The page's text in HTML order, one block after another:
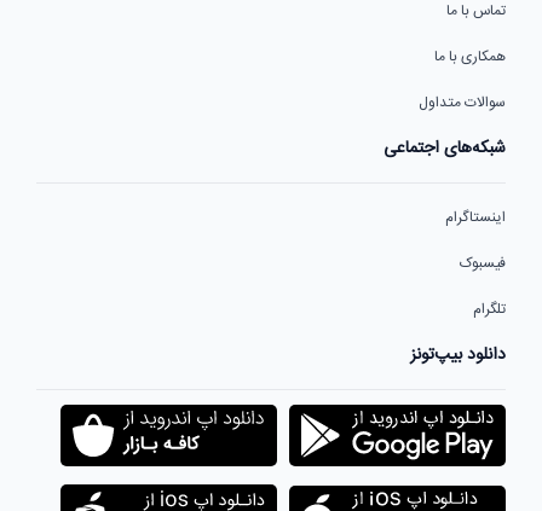
تماس با ما
همکاری با ما
سوالات متداول
شبکه‌های اجتماعی
اینستاگرام
فیسبوک
تلگرام
دانلود بیپ‌تونز